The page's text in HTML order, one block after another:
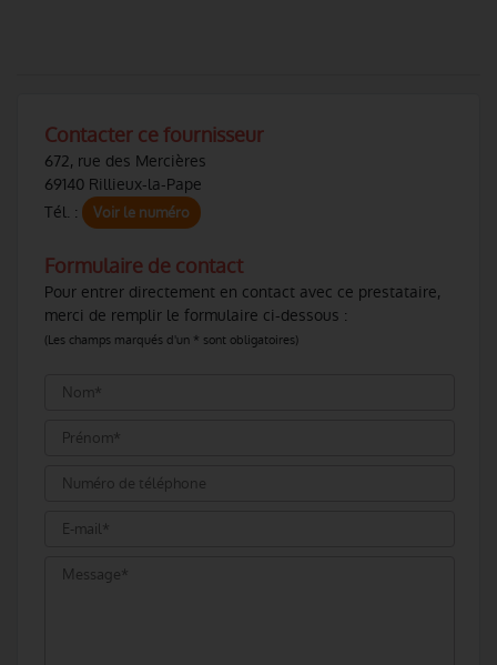
Contacter ce fournisseur
672, rue des Mercières
69140 Rillieux-la-Pape
Tél. :
Voir le numéro
Formulaire de contact
Pour entrer directement en contact avec ce prestataire,
merci de remplir le formulaire ci-dessous :
(Les champs marqués d'un * sont obligatoires)